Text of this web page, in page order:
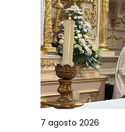
7 agosto 2026